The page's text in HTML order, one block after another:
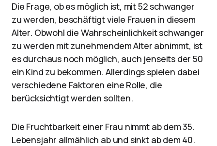
Die Frage, ob es möglich ist, mit 52 schwanger
zu werden, beschäftigt viele Frauen in diesem
Alter. Obwohl die Wahrscheinlichkeit schwanger
zu werden mit zunehmendem Alter abnimmt, ist
es durchaus noch möglich, auch jenseits der 50
ein Kind zu bekommen. Allerdings spielen dabei
verschiedene Faktoren eine Rolle, die
berücksichtigt werden sollten.
Die Fruchtbarkeit einer Frau nimmt ab dem 35.
Lebensjahr allmählich ab und sinkt ab dem 40.